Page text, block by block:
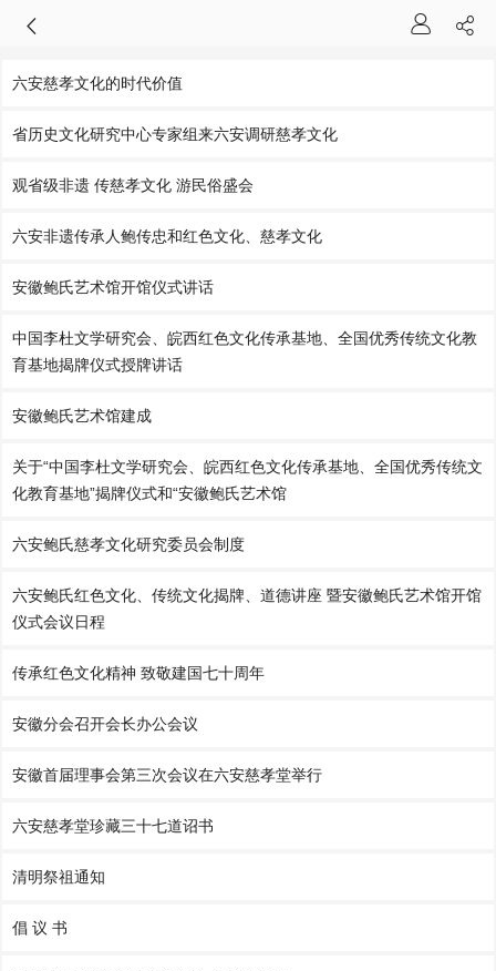
六安慈孝文化的时代价值
省历史文化研究中心专家组来六安调研慈孝文化
观省级非遗 传慈孝文化 游民俗盛会
六安非遗传承人鲍传忠和红色文化、慈孝文化
安徽鲍氏艺术馆开馆仪式讲话
中国李杜文学研究会、皖西红色文化传承基地、全国优秀传统文化教
育基地揭牌仪式授牌讲话
安徽鲍氏艺术馆建成
关于“中国李杜文学研究会、皖西红色文化传承基地、全国优秀传统文
化教育基地”揭牌仪式和“安徽鲍氏艺术馆
六安鲍氏慈孝文化研究委员会制度
六安鲍氏红色文化、传统文化揭牌、道德讲座 暨安徽鲍氏艺术馆开馆
仪式会议日程
传承红色文化精神 致敬建国七十周年
安徽分会召开会长办公会议
安徽首届理事会第三次会议在六安慈孝堂举行
六安慈孝堂珍藏三十七道诏书
清明祭祖通知
倡 议 书